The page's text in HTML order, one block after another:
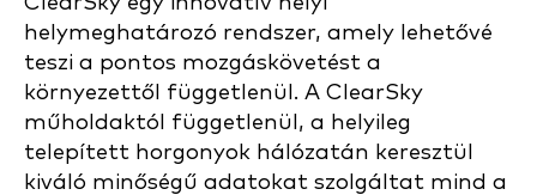
helymeghatározó rendszer, amely lehetővé
teszi a pontos mozgáskövetést a
környezettől függetlenül. A ClearSky
műholdaktól függetlenül, a helyileg
telepített horgonyok hálózatán keresztül
kiváló minőségű adatokat szolgáltat mind a